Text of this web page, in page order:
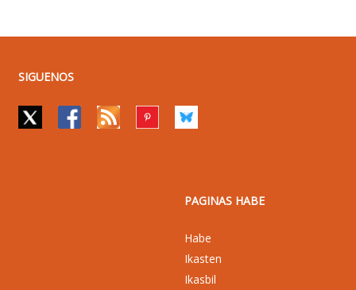
SIGUENOS
PAGINAS HABE
Habe
Ikasten
Ikasbil